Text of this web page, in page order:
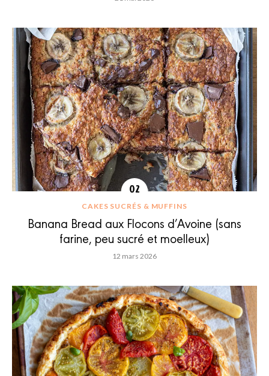
CAKES SUCRÉS & MUFFINS
Banana Bread aux Flocons d’Avoine (sans
farine, peu sucré et moelleux)
12 mars 2026